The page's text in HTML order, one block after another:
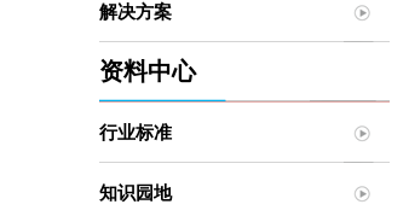
解决方案
资料中心
行业标准
知识园地